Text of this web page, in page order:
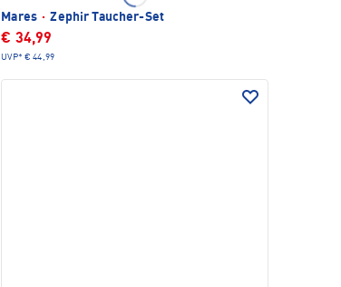
Mares · Zephir Taucher-Set
€ 34,99
UVP* € 44,99